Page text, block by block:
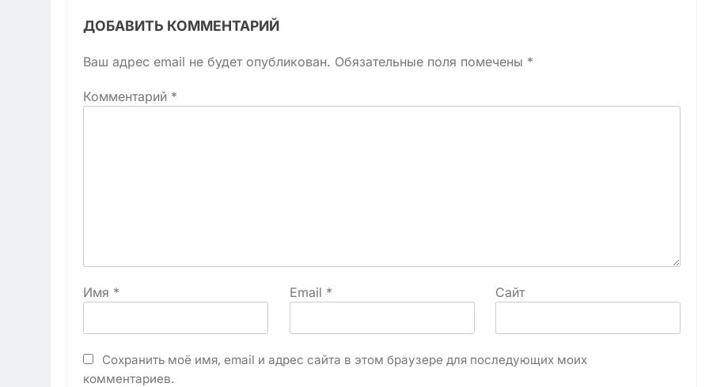
ДОБАВИТЬ КОММЕНТАРИЙ
Ваш адрес email не будет опубликован. Обязательные поля помечены *
Комментарий *
Имя * Email * Сайт
Сохранить моё имя, email и адрес сайта в этом браузере для последующих моих
комментариев.